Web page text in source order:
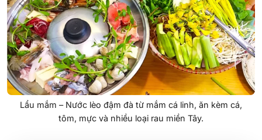
Lẩu mắm – Nước lèo đậm đà từ mắm cá linh, ăn kèm cá,
tôm, mực và nhiều loại rau miền Tây.